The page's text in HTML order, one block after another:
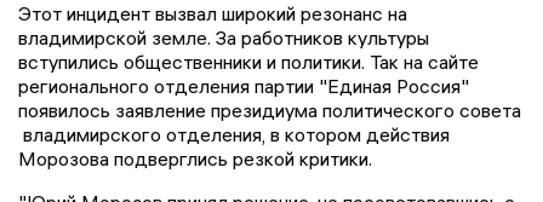
Этот инцидент вызвал широкий резонанс на
владимирской земле. За работников культуры
вступились общественники и политики. Так на сайте
регионального отделения партии "Единая Россия"
появилось заявление президиума политического совета
владимирского отделения, в котором действия
Морозова подверглись резкой критики.